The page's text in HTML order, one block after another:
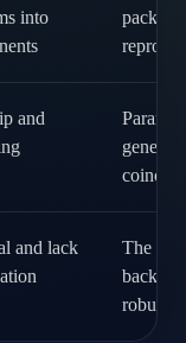
into
and
genetic
and lack
The